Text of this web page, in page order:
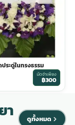
ระดู่ในทรงธรรม
มัดจำเพียง
฿300
า ดูทั้งหมด